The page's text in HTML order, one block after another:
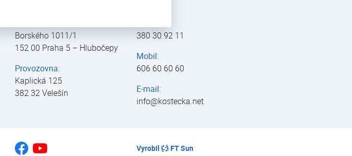
Borského 1011/1
152 00 Praha 5 – Hlubočepy
Provozovna:
Kaplická 125
382 32 Velešín
380 30 92 11
Mobil:
606 60 60 60
E-mail:
info@kostecka.net
Jsme na Facebooku Vyrobil FT Sun